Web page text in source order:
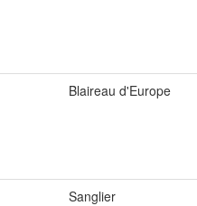
Blaireau d'Europe
Sanglier